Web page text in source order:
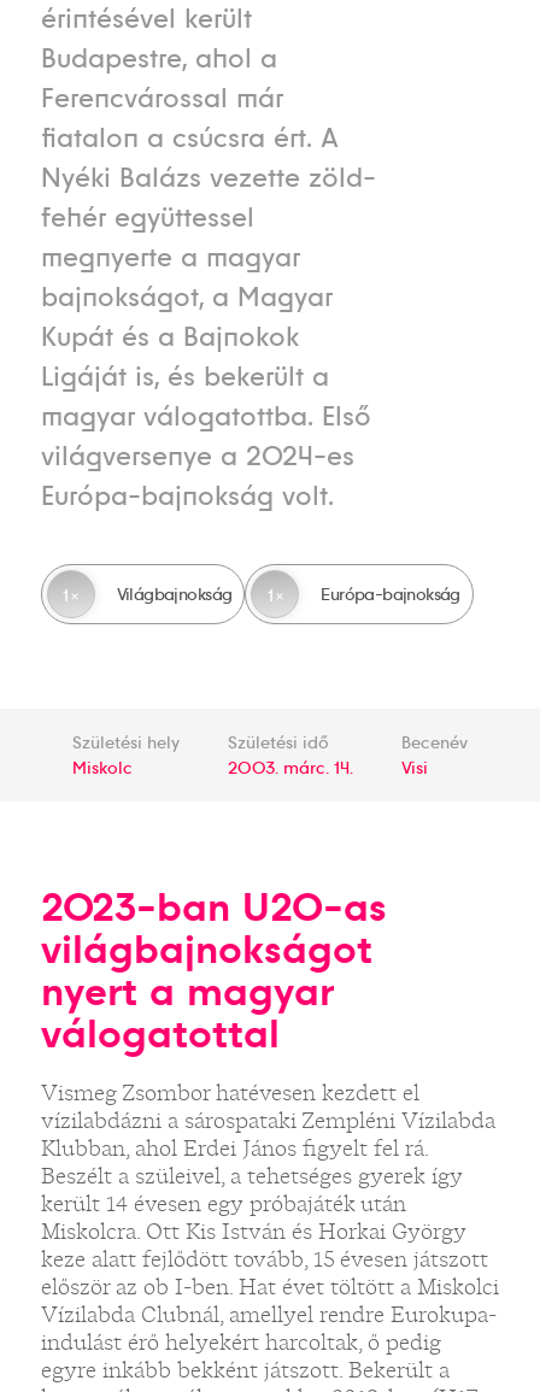
érintésével került
Budapestre, ahol a
Ferencvárossal már
fiatalon a csúcsra ért. A
Nyéki Balázs vezette zöld-
fehér együttessel
megnyerte a magyar
bajnokságot, a Magyar
Kupát és a Bajnokok
Ligáját is, és bekerült a
magyar válogatottba. Első
világversenye a 2024-es
Európa-bajnokság volt.
1 Világbajnokság 1 Európa-bajnokság
Születési hely
Miskolc
Születési idő
2003. márc. 14.
Becenév
Visi
2023-ban U20-as
világbajnokságot
nyert a magyar
válogatottal
Vismeg Zsombor hatévesen kezdett el
vízilabdázni a sárospataki Zempléni Vízilabda
Klubban, ahol Erdei János figyelt fel rá.
Beszélt a szüleivel, a tehetséges gyerek így
került 14 évesen egy próbajáték után
Miskolcra. Ott Kis István és Horkai György
keze alatt fejlődött tovább, 15 évesen játszott
először az ob I-ben. Hat évet töltött a Miskolci
Vízilabda Clubnál, amellyel rendre Eurokupa-
indulást érő helyekért harcoltak, ő pedig
egyre inkább bekként játszott. Bekerült a